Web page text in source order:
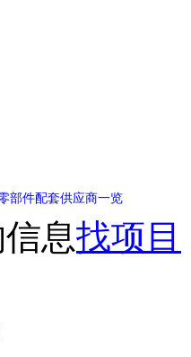
部件配套供应商一览
核心零部件配套供应商一览
部件配套供应商一览
息找项目